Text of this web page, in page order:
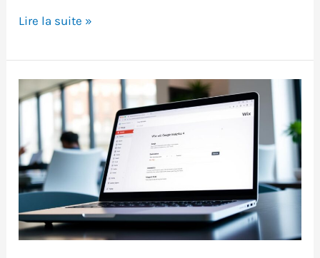
Google
Gateway
Guide
d’installation,
avantages
et
inconvénients
Lire la suite »